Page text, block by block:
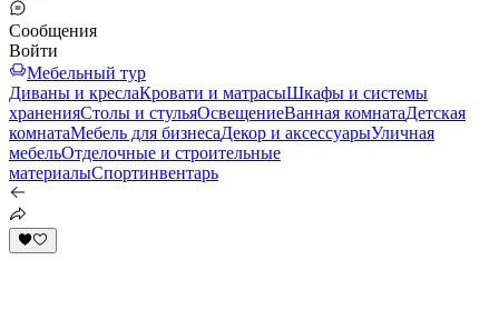
Сообщения
Войти
Мебельный тур
Диваны и креслаКровати и матрасыШкафы и системы
храненияСтолы и стульяОсвещениеВанная комнатаДетская
комнатаМебель для бизнесаДекор и аксессуарыУличная
мебельОтделочные и строительные
материалыСпортинвентарь